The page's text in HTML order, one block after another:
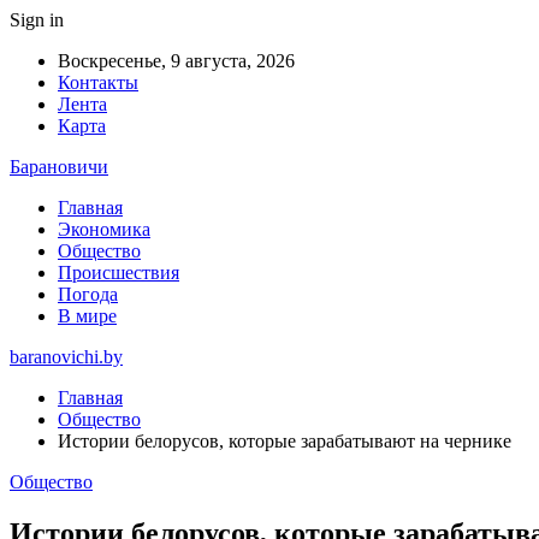
Sign in
Воскресенье, 9 августа, 2026
Контакты
Лента
Карта
Барановичи
Главная
Экономика
Общество
Происшествия
Погода
В мире
baranovichi.by
Главная
Общество
Истории белорусов, которые зарабатывают на чернике
Общество